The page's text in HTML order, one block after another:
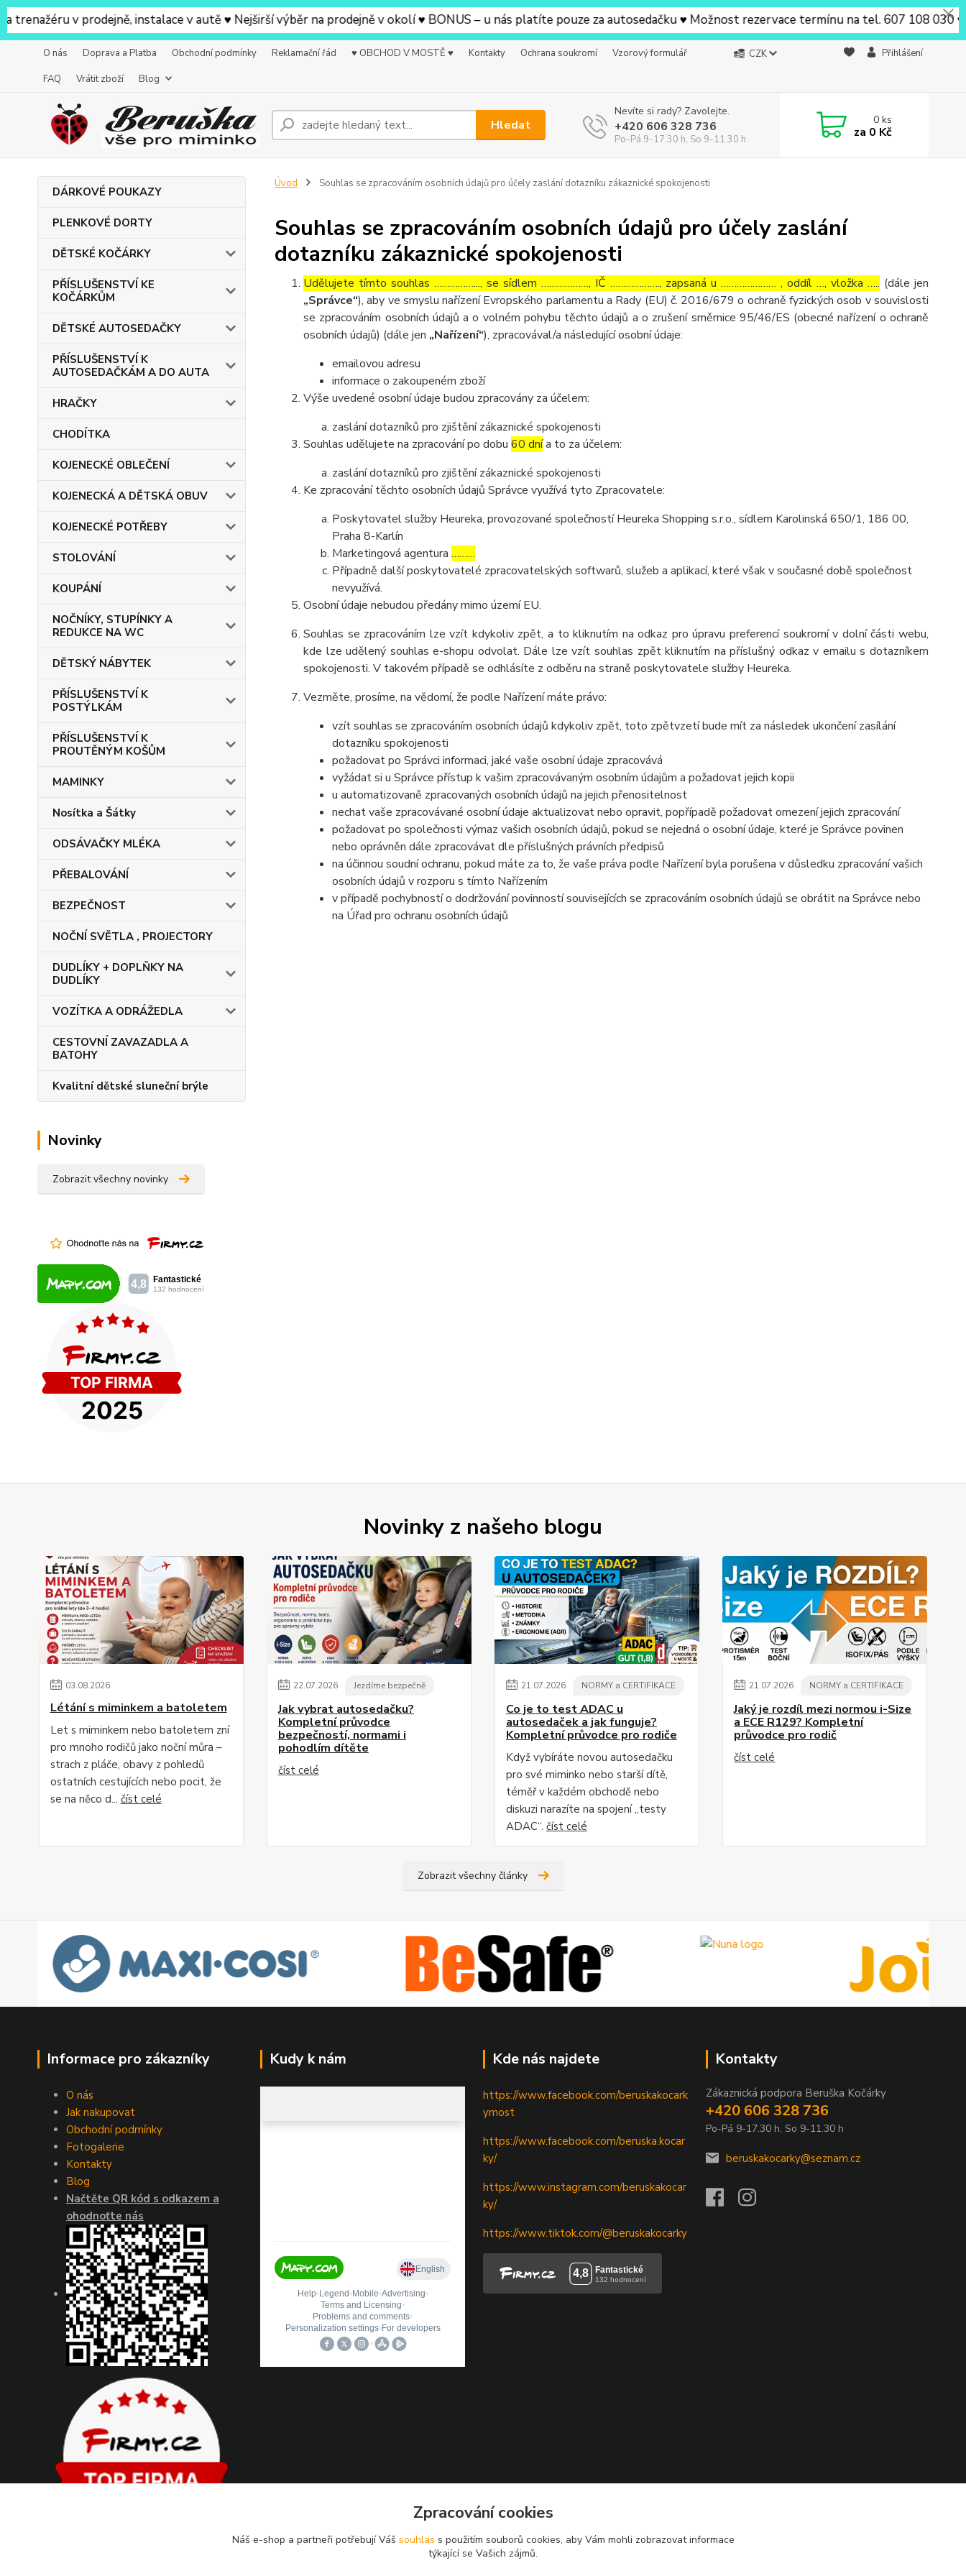
v prodejně, instalace v autě ♥ Nejširší výběr na prodejně v okolí ♥ BONUS – u nás platíte pouze za autosedačku ♥ Možnost rezervace termínu na tel. 607 108 030 ♥ V
O nás Doprava a Platba Obchodní podmínky Reklamační řád ♥ OBCHOD V MOSTĚ ♥ Kontakty Ochrana soukromí
Vzorový formulář
FAQ
Vrátit zboží Blog
CZK Přihlášení
Hledat
Nevíte si rady? Zavolejte.
+420 606 328 736
Po-Pá 9-17.30 h, So 9-11.30 h
0ks
za 0 Kč
DÁRKOVÉ POUKAZY
PLENKOVÉ DORTY
DĚTSKÉ KOČÁRKY
PŘÍSLUŠENSTVÍ KE
KOČÁRKŮM
DĚTSKÉ AUTOSEDAČKY
PŘÍSLUŠENSTVÍ K
AUTOSEDAČKÁM A DO AUTA
HRAČKY
CHODÍTKA
KOJENECKÉ OBLEČENÍ
KOJENECKÁ A DĚTSKÁ OBUV
KOJENECKÉ POTŘEBY
STOLOVÁNÍ
KOUPÁNÍ
NOČNÍKY, STUPÍNKY A
REDUKCE NA WC
DĚTSKÝ NÁBYTEK
PŘÍSLUŠENSTVÍ K
POSTÝLKÁM
PŘÍSLUŠENSTVÍ K
PROUTĚNÝM KOŠŮM
MAMINKY
Nosítka a Šátky
ODSÁVAČKY MLÉKA
PŘEBALOVÁNÍ
BEZPEČNOST
NOČNÍ SVĚTLA , PROJECTORY
DUDLÍKY + DOPLŇKY NA
DUDLÍKY
VOZÍTKA A ODRÁŽEDLA
CESTOVNÍ ZAVAZADLA A
BATOHY
Kvalitní dětské sluneční brýle
Novinky
Zobrazit všechny novinky
Úvod Souhlas se zpracováním osobních údajů pro účely zaslání dotazníku zákaznické spokojenosti
Souhlas se zpracováním osobních údajů pro účely zaslání
dotazníku zákaznické spokojenosti
Udělujete tímto souhlas ……………..., se sídlem ………………, IČ ………………., zapsaná u ………………… , oddíl …, vložka ….. (dále jen
„Správce“), aby ve smyslu nařízení Evropského parlamentu a Rady (EU) č. 2016/679 o ochraně fyzických osob v souvislosti
se zpracováním osobních údajů a o volném pohybu těchto údajů a o zrušení směrnice 95/46/ES (obecné nařízení o ochraně
osobních údajů) (dále jen „Nařízení“), zpracovával/a následující osobní údaje:
emailovou adresu
informace o zakoupeném zboží
Výše uvedené osobní údaje budou zpracovány za účelem:
zaslání dotazníků pro zjištění zákaznické spokojenosti
Souhlas udělujete na zpracování po dobu 60 dnía to za účelem:
zaslání dotazníků pro zjištění zákaznické spokojenosti
Ke zpracování těchto osobních údajů Správce využívá tyto Zpracovatele:
Poskytovatel služby Heureka, provozované společností Heureka Shopping s.r.o., sídlem Karolinská 650/1, 186 00,
Praha 8-Karlín
Marketingová agentura ………
Případně další poskytovatelé zpracovatelských softwarů, služeb a aplikací, které však v současné době společnost
nevyužívá.
Osobní údaje nebudou předány mimo území EU.
Souhlas se zpracováním lze vzít kdykoliv zpět, a to kliknutím na odkaz pro úpravu preferencí soukromí v dolní části webu,
kde lze udělený souhlas e-shopu odvolat. Dále lze vzít souhlas zpět kliknutím na příslušný odkaz v emailu s dotazníkem
spokojenosti. V takovém případě se odhlásíte z odběru na straně poskytovatele služby Heureka.
Vezměte, prosíme, na vědomí, že podle Nařízení máte právo:
vzít souhlas se zpracováním osobních údajů kdykoliv zpět, toto zpětvzetí bude mít za následek ukončení zasílání
dotazníku spokojenosti
požadovat po Správci informaci, jaké vaše osobní údaje zpracovává
vyžádat si u Správce přístup k vašim zpracovávaným osobním údajům a požadovat jejich kopii
u automatizovaně zpracovaných osobních údajů na jejich přenositelnost
nechat vaše zpracovávané osobní údaje aktualizovat nebo opravit, popřípadě požadovat omezení jejich zpracování
požadovat po společnosti výmaz vašich osobních údajů, pokud se nejedná o osobní údaje, které je Správce povinen
nebo oprávněn dále zpracovávat dle příslušných právních předpisů
na účinnou soudní ochranu, pokud máte za to, že vaše práva podle Nařízení byla porušena v důsledku zpracování vašich
osobních údajů v rozporu s tímto Nařízením
v případě pochybností o dodržování povinností souvisejících se zpracováním osobních údajů se obrátit na Správce nebo
na Úřad pro ochranu osobních údajů
Novinky z našeho blogu
03.08.2026
Létání s miminkem a batoletem
Let s miminkem nebo batoletem zní
pro mnoho rodičů jako noční můra –
strach z pláče, obavy z pohledů
ostatních cestujících nebo pocit, že
se na něco d... číst celé
22.07.2026 Jezdíme bezpečně
Jak vybrat autosedačku?
Kompletní průvodce
bezpečností, normami i
pohodlím dítěte
číst celé
21.07.2026 NORMY a CERTIFIKACE
Co je to test ADAC u
autosedaček a jak funguje?
Kompletní průvodce pro rodiče
Když vybíráte novou autosedačku
pro své miminko nebo starší dítě,
téměř v každém obchodě nebo
diskuzi narazíte na spojení „testy
ADAC“. číst celé
21.07.2026 NORMY a CERTIFIKACE
Jaký je rozdíl mezi normou i-Size
a ECE R129? Kompletní
průvodce pro rodič
číst celé
Zobrazit všechny články
Informace pro zákazníky
O nás
Jak nakupovat
Obchodní podmínky
Fotogalerie
Kontakty
Blog
Načtěte QR kód s odkazem a
ohodnoťte nás
Kudy k nám Kde nás najdete
https://www.facebook.com/beruskakocark
ymost
https://www.facebook.com/beruska.kocar
ky/
https://www.instagram.com/beruskakocar
ky/
https://www.tiktok.com/@beruskakocarky
Kontakty
Zákaznická podpora Beruška Kočárky
+420 606 328 736
Po-Pá 9-17.30 h, So 9-11.30 h
beruskakocarky@seznam.cz
Zpracování cookies
Náš e-shop a partneři potřebují Váš souhlas s použitím souborů cookies, aby Vám mohli zobrazovat informace
týkající se Vašich zájmů.